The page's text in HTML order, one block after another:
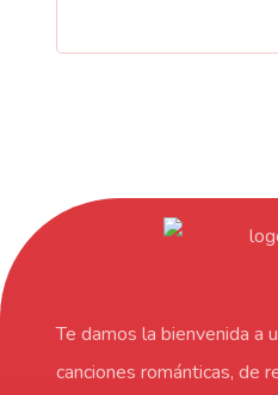
Te damos la bienvenida a
canciones románticas, de